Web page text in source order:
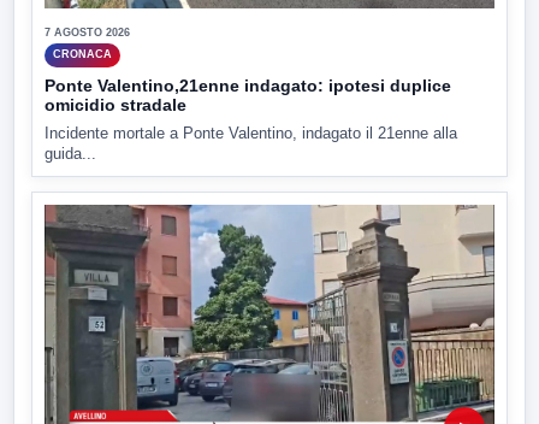
7 AGOSTO 2026
CRONACA
Ponte Valentino,21enne indagato: ipotesi duplice
omicidio stradale
Incidente mortale a Ponte Valentino, indagato il 21enne alla
guida...